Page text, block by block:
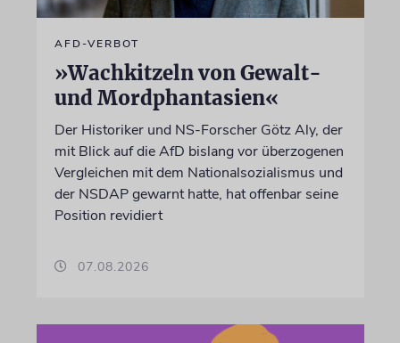
AFD-VERBOT
»Wachkitzeln von Gewalt-
und Mordphantasien«
Der Historiker und NS-Forscher Götz Aly, der
mit Blick auf die AfD bislang vor überzogenen
Vergleichen mit dem Nationalsozialismus und
der NSDAP gewarnt hatte, hat offenbar seine
Position revidiert
07.08.2026